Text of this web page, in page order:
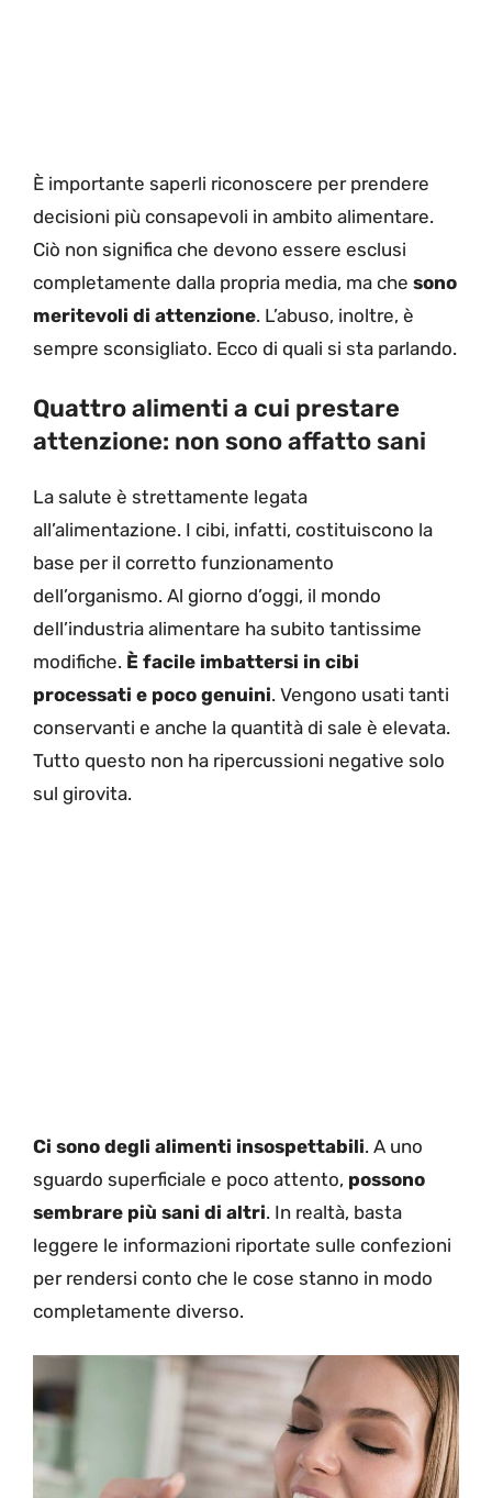
È importante saperli riconoscere per prendere
decisioni più consapevoli in ambito alimentare.
Ciò non significa che devono essere esclusi
completamente dalla propria media, ma che sono
meritevoli di attenzione. L’abuso, inoltre, è
sempre sconsigliato. Ecco di quali si sta parlando.
Quattro alimenti a cui prestare
attenzione: non sono affatto sani
La salute è strettamente legata
all’alimentazione. I cibi, infatti, costituiscono la
base per il corretto funzionamento
dell’organismo. Al giorno d’oggi, il mondo
dell’industria alimentare ha subito tantissime
modifiche. È facile imbattersi in cibi
processati e poco genuini. Vengono usati tanti
conservanti e anche la quantità di sale è elevata.
Tutto questo non ha ripercussioni negative solo
sul girovita.
Ci sono degli alimenti insospettabili. A uno
sguardo superficiale e poco attento, possono
sembrare più sani di altri. In realtà, basta
leggere le informazioni riportate sulle confezioni
per rendersi conto che le cose stanno in modo
completamente diverso.